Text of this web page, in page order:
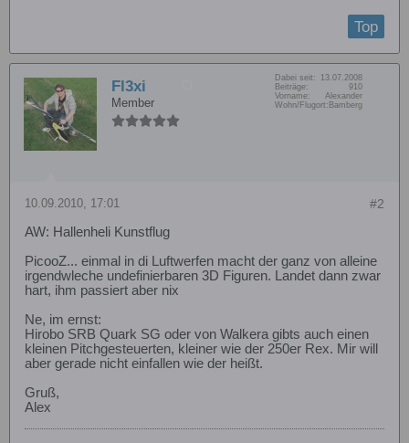
Top
Fl3xi
Member
Dabei seit:
13.07.2008
Beiträge:
910
Vorname:
Alexander
Wohn/Flugort: Bamberg
#2
10.09.2010, 17:01
AW: Hallenheli Kunstflug
PicooZ... einmal in di Luftwerfen macht der ganz von alleine
irgendwleche undefinierbaren 3D Figuren. Landet dann zwar
hart, ihm passiert aber nix
Ne, im ernst:
Hirobo SRB Quark SG oder von Walkera gibts auch einen
kleinen Pitchgesteuerten, kleiner wie der 250er Rex. Mir will
aber gerade nicht einfallen wie der heißt.
Gruß,
Alex